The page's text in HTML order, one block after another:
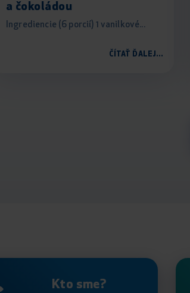
a čokoládou
Ingrediencie (6 porcií) 1 vanilkové...
ČÍTAŤ ĎALEJ...
Kto sme?